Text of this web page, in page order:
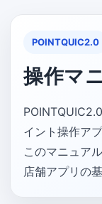
POINTQUIC2.0
操作マ
イント操作アプ
このマニュア
店舗アプリの